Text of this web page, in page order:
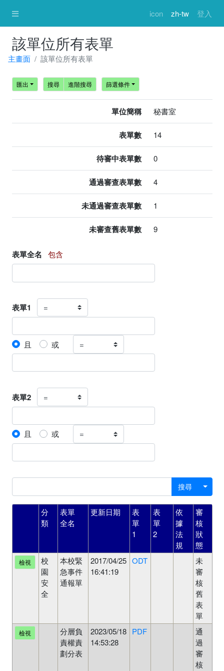
icon zh-tw 登入
該單位所有表單
主畫面 該單位所有表單
匯出 搜尋 進階搜尋 篩選條件
單位簡稱 秘書室
表單數 14
待審中表單數 0
通過審查表單數 4
未通過審查表單數 1
未審查舊表單數 9
表單全名 包含
表單1
且 或
表單2
且 或
搜尋
分
類
表單
全名
更新日期
表
單
1
表
單
2
依
據
法
規
審
核
狀
態
檢視
校
園
安
全
本校緊
急事件
通報單
2017/04/25
16:41:19
ODT
未
審
核
舊
表
單
檢視
分層負
責權責
劃分表
2023/05/18
14:53:28
PDF
通
過
審
核